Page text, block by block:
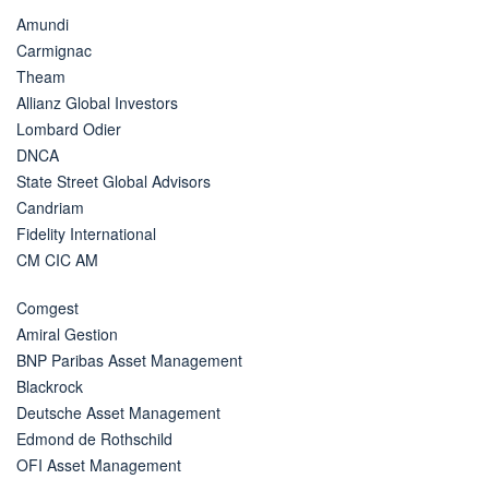
Amundi
Carmignac
Theam
Allianz Global Investors
Lombard Odier
DNCA
State Street Global Advisors
Candriam
Fidelity International
CM CIC AM
Comgest
Amiral Gestion
BNP Paribas Asset Management
Blackrock
Deutsche Asset Management
Edmond de Rothschild
OFI Asset Management